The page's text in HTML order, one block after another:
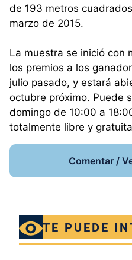
de 193 metros
marzo de 2015.
La muestra se inició con
los premios a los
julio pasado, y estará
octubre próximo. Puede
domingo de 10:00 a
totalmente libre y
Comentar /
TE PUEDE